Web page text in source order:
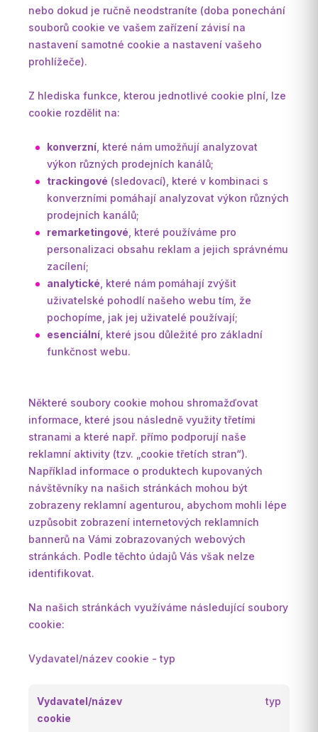
nebo dokud je ručně neodstraníte (doba ponechání
souborů cookie ve vašem zařízení závisí na
nastavení samotné cookie a nastavení vašeho
prohlížeče).
Z hlediska funkce, kterou jednotlivé cookie plní, lze
cookie rozdělit na:
konverzní , které nám umožňují analyzovat
výkon různých prodejních kanálů;
trackingové (sledovací), které v kombinaci s
konverzními pomáhají analyzovat výkon různých
prodejních kanálů;
remarketingové , které používáme pro
personalizaci obsahu reklam a jejich správnému
zacílení;
analytické , které nám pomáhají zvýšit
uživatelské pohodlí našeho webu tím, že
pochopíme, jak jej uživatelé používají;
esenciální , které jsou důležité pro základní
funkčnost webu.
Některé soubory cookie mohou shromažďovat
informace, které jsou následně využity třetími
stranami a které např. přímo podporují naše
reklamní aktivity (tzv. „cookie třetích stran“).
Například informace o produktech kupovaných
návštěvníky na našich stránkách mohou být
zobrazeny reklamní agenturou, abychom mohli lépe
uzpůsobit zobrazení internetových reklamních
bannerů na Vámi zobrazovaných webových
stránkách. Podle těchto údajů Vás však nelze
identifikovat.
Na našich stránkách využíváme následující soubory
cookie:
Vydavatel/název cookie - typ
Vydavatel/název
cookie
typ